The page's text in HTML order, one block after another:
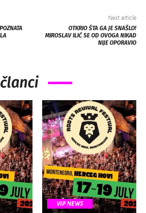
Next article
OTKRIO ŠTA GA JE SNAŠLO!
MIROSLAV ILIĆ SE OD OVOGA NIKAD
NIJE OPORAVIO
VIP NEWS